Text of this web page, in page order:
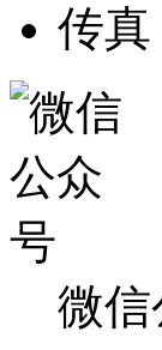
传真
微